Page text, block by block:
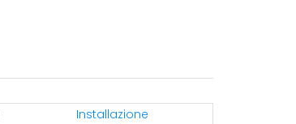
Installazione